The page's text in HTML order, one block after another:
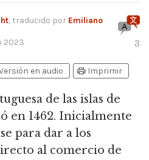
, traducido por Emiliano
2023 3
en audio print Imprimir
de las islas de
en 1462. Inicialmente
para dar a los
al comercio de